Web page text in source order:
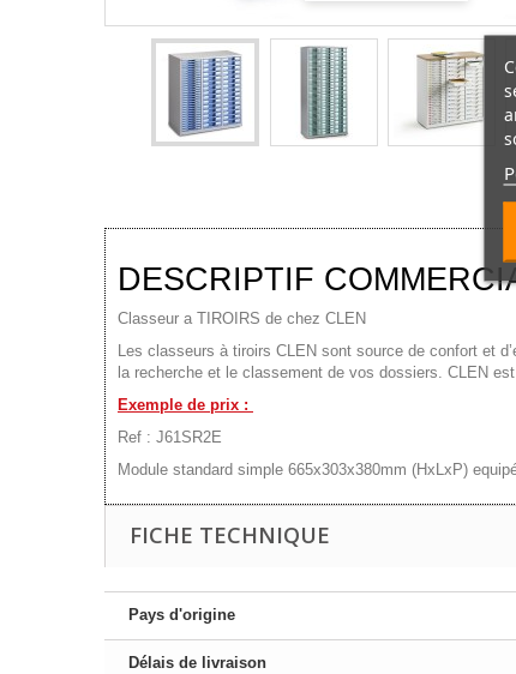
DESCRIPTIF
Classeur a TIROIRS de chez CLEN
Les classeurs à tiroirs CLEN sont source de confort et
la recherche et le classement de vos dossiers. CLEN
Exemple de prix :
Ref : J61SR2E
Module standard simple 665x303x380mm (HxLxP)
FICHE TECHNIQUE
Pays d'origine
Délais de livraison